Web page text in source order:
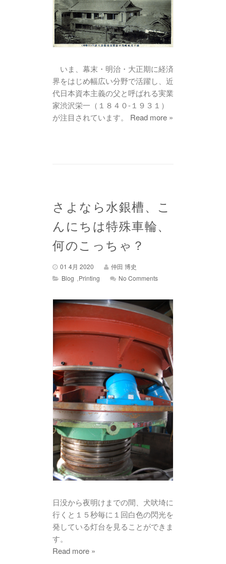
いま、幕末・明治・大正期に経済
界をはじめ幅広い分野で活躍し、近
代日本資本主義の父と呼ばれる実業
家渋沢栄一（１８４０-１９３１）
が注目されています。 Read more »
さよなら水銀槽、こ
んにちは特殊車輪、
何のこっちゃ？
01 4月 2020
仲田 博史
Blog ,Printing No Comments
日没から夜明けまでの間、犬吠埼に
行くと１５秒毎に１回白色の閃光を
発している灯台を見ることができま
す。
Read more »